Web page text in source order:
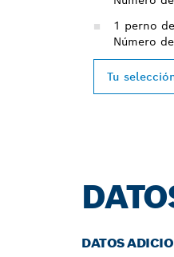
1 perno
Número
Tu
DATOS